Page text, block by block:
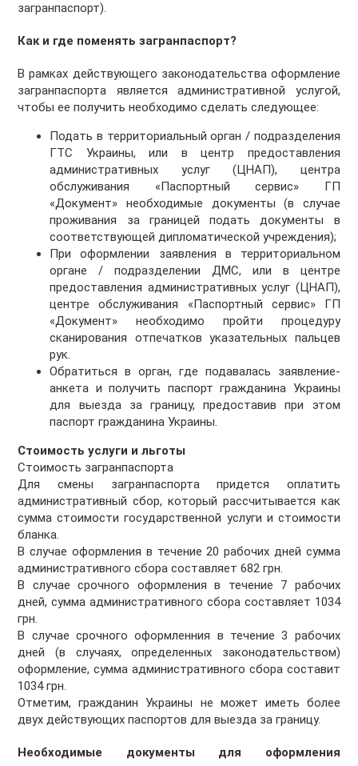
загранпаспорт).
Как и где поменять загранпаспорт?
В рамках действующего законодательства оформление
загранпаспорта является административной услугой,
чтобы ее получить необходимо сделать следующее:
Подать в территориальный орган / подразделения
ГТС Украины, или в центр предоставления
административных услуг (ЦНАП), центра
обслуживания «Паспортный сервис» ГП
«Документ» необходимые документы (в случае
проживания за границей подать документы в
соответствующей дипломатической учреждения);
При оформлении заявления в территориальном
органе / подразделении ДМС, или в центре
предоставления административных услуг (ЦНАП),
центре обслуживания «Паспортный сервис» ГП
«Документ» необходимо пройти процедуру
сканирования отпечатков указательных пальцев
рук.
Обратиться в орган, где подавалась заявление-
анкета и получить паспорт гражданина Украины
для выезда за границу, предоставив при этом
паспорт гражданина Украины.
Стоимость услуги и льготы
Стоимость загранпаспорта
Для смены загранпаспорта придется оплатить
административный сбор, который рассчитывается как
сумма стоимости государственной услуги и стоимости
бланка.
В случае оформления в течение 20 рабочих дней сумма
административного сбора составляет 682 грн.
В случае срочного оформления в течение 7 рабочих
дней, сумма административного сбора составляет 1034
грн.
В случае срочного оформленния в течение 3 рабочих
дней (в случаях, определенных законодательством)
оформление, сумма административного сбора составит
1034 грн.
Отметим, гражданин Украины не может иметь более
двух действующих паспортов для выезда за границу.
Необходимые документы для оформления